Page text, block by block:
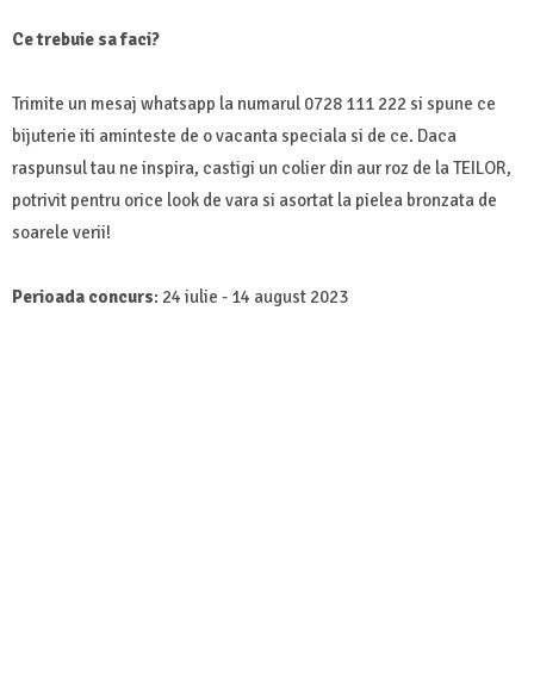
Ce trebuie sa faci?
Trimite un mesaj whatsapp la numarul 0728 111 222 si spune ce
bijuterie iti aminteste de o vacanta speciala si de ce. Daca
raspunsul tau ne inspira, castigi un colier din aur roz de la TEILOR,
potrivit pentru orice look de vara si asortat la pielea bronzata de
soarele verii!
Perioada concurs: 24 iulie - 14 august 2023